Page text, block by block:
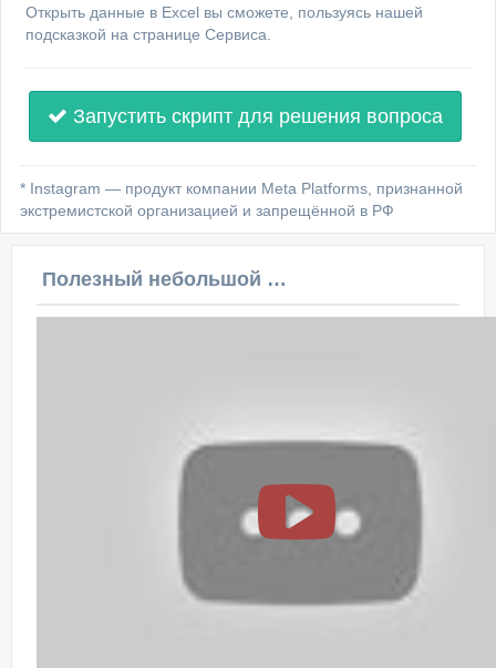
Открыть данные в Excel вы сможете, пользуясь нашей
подсказкой на странице Сервиса.
Запустить скрипт для решения вопроса
* Instagram — продукт компании Meta Platforms, признанной
экстремистской организацией и запрещённой в РФ
Полезный небольшой видеоурок по этой теме